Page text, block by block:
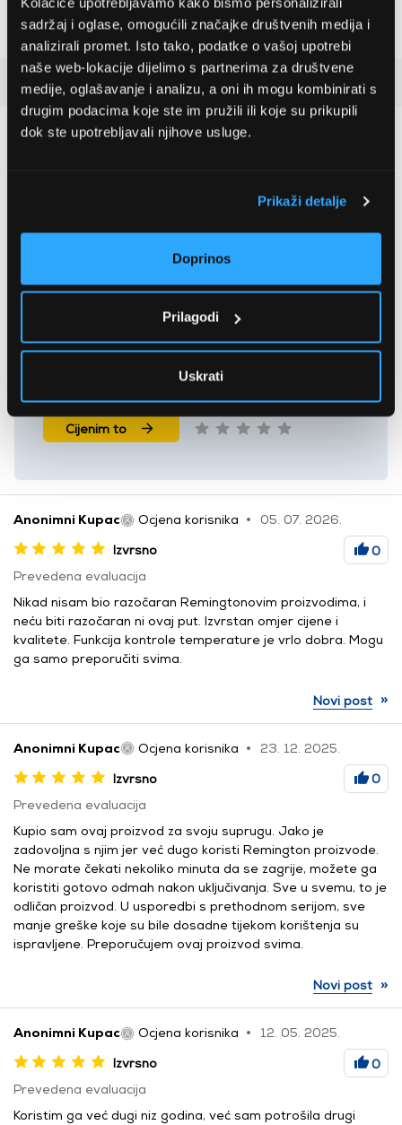
sadržaj i oglase, omogućili značajke društvenih medija i
analizirali promet. Isto tako, podatke o vašoj upotrebi
naše web-lokacije dijelimo s partnerima za društvene
medije, oglašavanje i analizu, a oni ih mogu kombinirati s
drugim podacima koje ste im pružili ili koje su prikupili
dok ste upotrebljavali njihove usluge.
Prikaži detalje
Doprinos
Prilagodi
Uskrati
(06008A7800)
535,79 EUR 504,99 EUR
Recenzije kupaca (6)
3 zvjezdice
0 kom
Cijenim to
Anonimni Kupac Ocjena korisnika
05. 07. 2026.
Izvrsno
0
Prevedena evaluacija
Nikad nisam bio razočaran Remingtonovim proizvodima, i
neću biti razočaran ni ovaj put. Izvrstan omjer cijene i
kvalitete. Funkcija kontrole temperature je vrlo dobra. Mogu
ga samo preporučiti svima.
Novi post »
Anonimni Kupac Ocjena korisnika
23. 12. 2025.
Izvrsno
0
Prevedena evaluacija
Kupio sam ovaj proizvod za svoju suprugu. Jako je
zadovoljna s njim jer već dugo koristi Remington proizvode.
Ne morate čekati nekoliko minuta da se zagrije, možete ga
koristiti gotovo odmah nakon uključivanja. Sve u svemu, to je
odličan proizvod. U usporedbi s prethodnom serijom, sve
manje greške koje su bile dosadne tijekom korištenja su
ispravljene. Preporučujem ovaj proizvod svima.
Novi post »
Anonimni Kupac Ocjena korisnika
12. 05. 2025.
Izvrsno
0
Prevedena evaluacija
Koristim ga već dugi niz godina, već sam potrošila drugi